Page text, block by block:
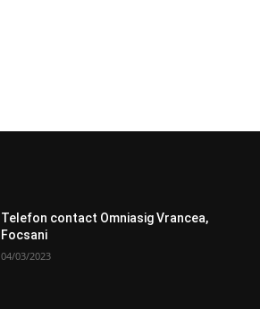
Telefon contact Omniasig Vrancea,
Focsani
04/03/2023